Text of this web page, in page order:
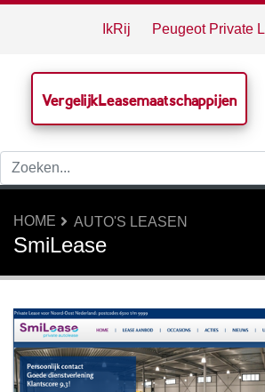
IkRij Peugeot Private
VergelijkLeasemaatschappijen
HOME AUTO'S LEASEN
SmiLease